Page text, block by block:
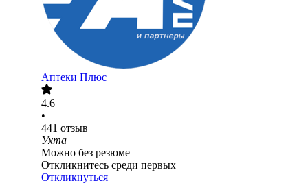
Аптеки Плюс
4.6
•
441 отзыв
Ухта
Можно без резюме
Откликнитесь среди первых
Откликнуться